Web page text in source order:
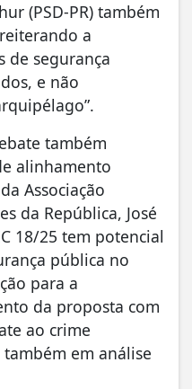
(PSD-PR) também
a
de segurança
e não
também
alinhamento
Associação
da República, José
18/25 tem potencial
pública no
para a
da proposta com
ao crime
também em análise